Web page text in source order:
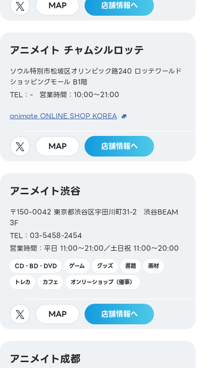
MAP 店舗情報へ
アニメイト チャムシルロッテ
ソウル特別市松坡区オリンピック路240 ロッテワールド
ショッピングモール B1階
TEL：-
営業時間：10:00～21:00
animate ONLINE SHOP KOREA
MAP 店舗情報へ
アニメイト渋谷
〒150-0042 東京都渋谷区宇田川町31-2 渋谷BEAM
3F
TEL：03-5458-2454
営業時間：平日 11:00～21:00／土日祝 11:00～20:00
CD・BD・DVD ゲーム グッズ 書籍
画材
トレカ
カフェ オンリーショップ（催事）
MAP 店舗情報へ
アニメイト成都